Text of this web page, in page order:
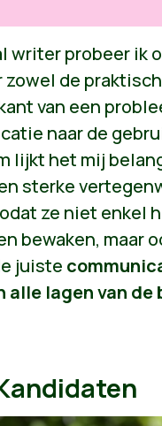
writer probeer ik
zowel de
van een
naar de
lijkt het mij
sterke
ze niet enkel
bewaken, maar
juiste
alle lagen van de